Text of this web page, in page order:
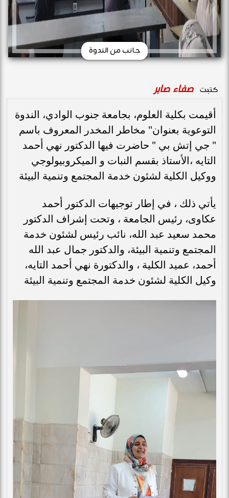
جانب من الندوة
كتبت صفاء صابر
أقيمت بكلية العلوم، بجامعة جنوب الوادي، الندوة
التوعوية بعنوان" مخاطر المخدر المعروف باسم
" جي إتش بي " حاضرت فيها الدكتور نهي أحمد
التايه ،الأستاذ بقسم النبات و الميكروبيولوجي
ووكيل الكلية لشئون خدمة المجتمع وتنمية البيئة
يأتي ذلك ، في إطار توجيهات الدكتور أحمد
عكاوى، رئيس الجامعة ، وتحت إشراف الدكتور
محمد سعيد عبد الله، نائب رئيس لشئون خدمة
المجتمع وتنمية البيئة، والدكتور جمال عبد الله
أحمد، عميد الكلية ، والدكتورة نهي أحمد التايه،
وكيل الكلية لشئون خدمة المجتمع وتنمية البيئة